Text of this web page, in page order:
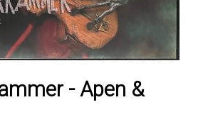
- Apen &